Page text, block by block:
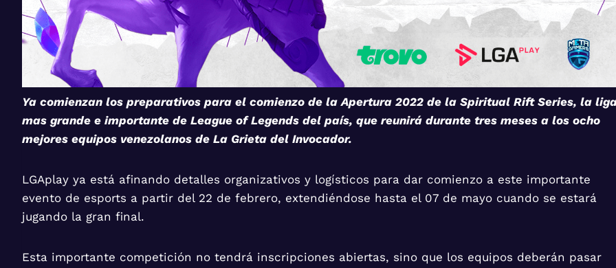
Ya comienzan los preparativos para el comienzo de la Apertura 2022 de la Spiritual Rift Series, la
mas grande e importante de League of Legends del país, que reunirá durante tres meses a los ocho
mejores equipos venezolanos de La Grieta del Invocador.
LGAplay ya está afinando detalles organizativos y logísticos para dar comienzo a este importante
evento de esports a partir del 22 de febrero, extendiéndose hasta el 07 de mayo cuando se estará
jugando la gran final.
Esta importante competición no tendrá inscripciones abiertas, sino que los equipos deberán pasar